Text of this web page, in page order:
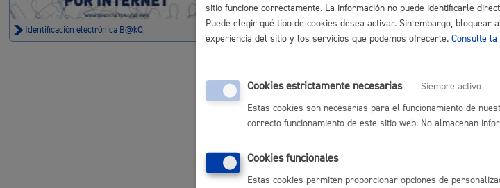
Identificación electrónica B@kQ
Baja de ejercicio de actividad clasificada * Online
Volver al índice
sitio funcione correctamente. La información no puede identificarle
Puede elegir qué tipo de cookies desea activar. Sin embargo, bloquear
experiencia del sitio y los servicios que podemos ofrecerle. Consulte la
Cookies estrictamente necesarias
Siempre activo
Estas cookies son necesarias para el funcionamiento de
correcto funcionamiento de este sitio web. No almacenan
Cookies funcionales
Estas cookies permiten proporcionar opciones de